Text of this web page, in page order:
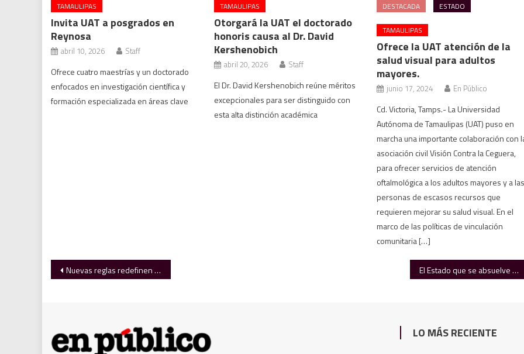
TAMAULIPAS
Invita UAT a posgrados en
Reynosa
abril 10, 2026 Staff
Ofrece cuatro maestrías y un doctorado
enfocados en investigación científica y
formación especializada en áreas clave
TAMAULIPAS
Otorgará la UAT el doctorado
honoris causa al Dr. David
Kershenobich
abril 20, 2026 Staff
El Dr. David Kershenobich reúne méritos
excepcionales para ser distinguido con
esta alta distinción académica
DESTACADA ESTADO
TAMAULIPAS
Ofrece la UAT atención de la
salud visual para adultos
mayores.
junio 17, 2024 En Público
Cd. Victoria, Tamps.- La Universidad
Autónoma de Tamaulipas (UAT) puso en
marcha una importante colaboración con
asociación civil Visión Contra la Ceguera,
para ofrecer servicios de atención
oftalmológica a los adultos mayores y a
personas de escasos recursos que
requieren mejorar su salud visual. En el
marco de las políticas de vinculación
comunitaria […]
Navegación
Nuevas reglas redefinen la elección 2027 El Estado que se absuelve a sí mismo
LO MÁS RECIENTE